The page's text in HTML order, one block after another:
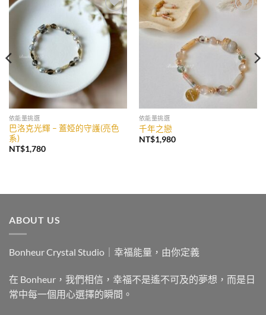
加入
收藏
依能量挑選
巴洛克光輝 – 蓋婭的守護(亮色
系)
NT$1,780
依能量挑選
千年之戀
NT$1,980
ABOUT US
Bonheur Crystal Studio｜幸福能量，由你定義
在 Bonheur，我們相信，幸福不是遙不可及的夢想，而是日
常中每一個用心選擇的瞬間。